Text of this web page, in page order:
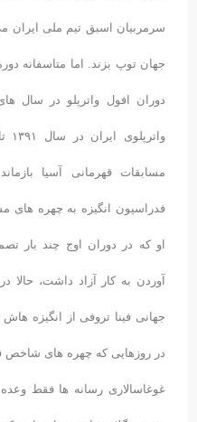
سرمربیان اسبق تیم ملی ایران
جهان توپ بزند. اما متاسفانه
دوران افول واترپلو در سال
مسابقات قهرمانی آسیا
فدراسیون انگیزه به چهره های
او که در دوران اوج چند بار
آوردن به کار آزاد داشت، حالا
جهانی فینا تروفی از انگیزه
در روزهایی که چهره های شاخص
غوغاسالاری رسانه ها فقط